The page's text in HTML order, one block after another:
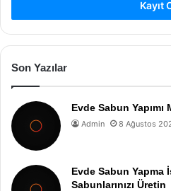
Kayıt
Son Yazılar
Evde Sabun Yapımı
Admin 8 Ağustos
Evde Sabun Yapma
Sabunlarınızı Üretin